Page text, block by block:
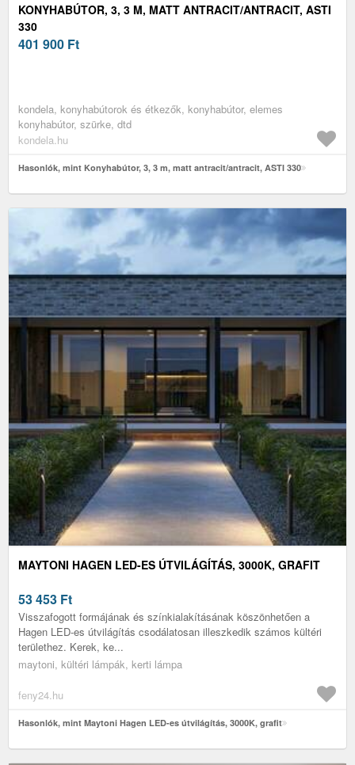
KONYHABÚTOR, 3, 3 M, MATT ANTRACIT/ANTRACIT, ASTI
330
401 900 Ft
kondela, konyhabútorok és étkezők, konyhabútor, elemes
konyhabútor, szürke, dtd
kondela.hu
Hasonlók, mint Konyhabútor, 3, 3 m, matt antracit/antracit, ASTI 330
MAYTONI HAGEN LED-ES ÚTVILÁGÍTÁS, 3000K, GRAFIT
53 453 Ft
Visszafogott formájának és színkialakításának köszönhetően a
Hagen LED-es útvilágítás csodálatosan illeszkedik számos kültéri
területhez. Kerek, ke...
maytoni, kültéri lámpák, kerti lámpa
feny24.hu
Hasonlók, mint Maytoni Hagen LED-es útvilágítás, 3000K, grafit